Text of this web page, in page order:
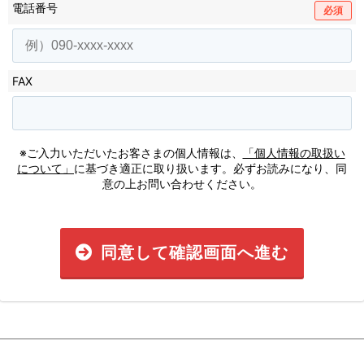
電話番号 必須
FAX
※ご入力いただいたお客さまの個人情報は、
「個人情報の取扱い
について」 に基づき適正に取り扱います。必ずお読みになり、同
意の上お問い合わせください。
同意して確認画面へ進む